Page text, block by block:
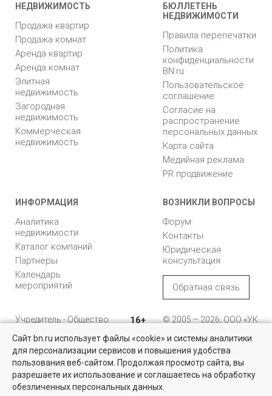
Найти квартиру - это просто!
Выбирайте среди 14 тысяч проверенных вариантов на вторичом
рынке жилья на портале BN.ru
НЕДВИЖИМОСТЬ
Продажа квартир
Продажа комнат
Аренда квартир
Аренда комнат
Элитная
недвижимость
Загородная
недвижимость
Коммерческая
недвижимость
БЮЛЛЕТЕНЬ
НЕДВИЖИМОСТИ
Правила перепечатки
Политика
конфиденциальности
BN.ru
Пользовательское
соглашение
Согласие на
распространение
персональных данных
Карта сайта
Медийная реклама
PR продвижение
ИНФОРМАЦИЯ
Аналитика
недвижимости
Каталог компаний
Партнеры
Календарь
мероприятий
ВОЗНИКЛИ ВОПРОСЫ
Форум
Контакты
Юридическая
консультация
Обратная связь
Учредитель - Общество
ответственностью
"Управляющая
компания "Бюллетень
недвижимости"
16+
© 2005 – 2026, ООО «УК
196105, Санкт-
Петербург, пр. Юрия
Гагарина, 1
8 (812) 331-93-56
Сайт bn.ru использует файлы «cookie» и системы аналитики
для персонализации сервисов и повышения удобства
пользования веб-сайтом. Продолжая просмотр сайта, вы
разрешаете их использование и соглашаетесь на обработку
обезличенных персональных данных.